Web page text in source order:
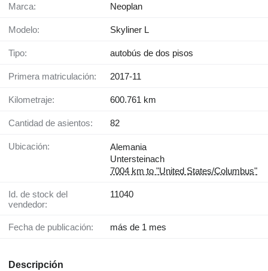
Marca: Neoplan
Modelo: Skyliner L
Tipo: autobús de dos pisos
Primera matriculación: 2017-11
Kilometraje: 600.761 km
Cantidad de asientos: 82
Ubicación:
Alemania
Untersteinach
7004 km to "United States/Columbus"
Id. de stock del
vendedor:
11040
Fecha de publicación: más de 1 mes
Descripción